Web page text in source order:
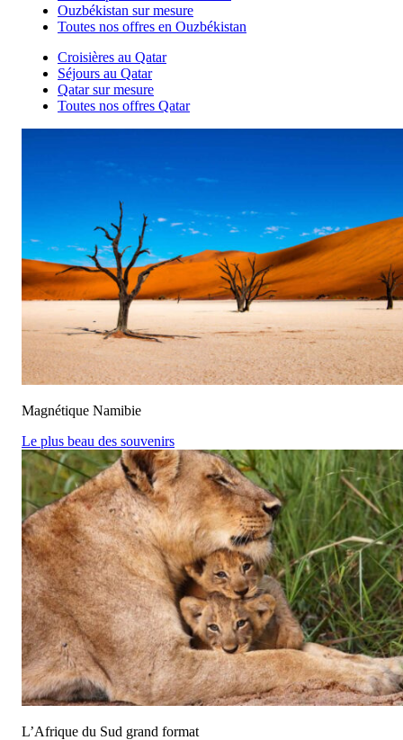
Ouzbékistan sur mesure
Toutes nos offres en Ouzbékistan
Croisières au Qatar
Séjours au Qatar
Qatar sur mesure
Toutes nos offres Qatar
Magnétique Namibie
Le plus beau des souvenirs
L’Afrique du Sud grand format